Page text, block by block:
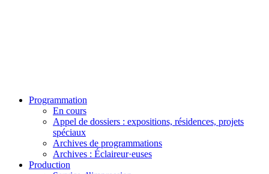
Programmation
En cours
Appel de dossiers : expositions, résidences, projets
spéciaux
Archives de programmations
Archives : Éclaireur·euses
Production